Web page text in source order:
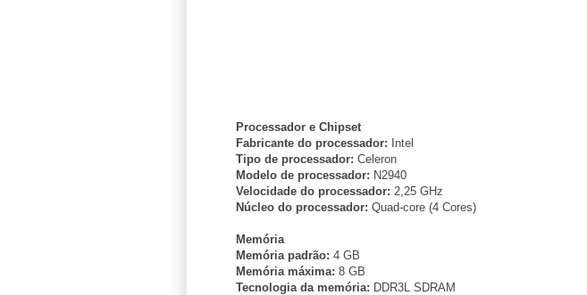
Processador e Chipset
Fabricante do processador: Intel
Tipo de processador: Celeron
Modelo de processador: N2940
Velocidade do processador: 2,25 GHz
Núcleo do processador: Quad-core (4 Cores)
Memória
Memória padrão: 4 GB
Memória máxima: 8 GB
Tecnologia da memória: DDR3L SDRAM